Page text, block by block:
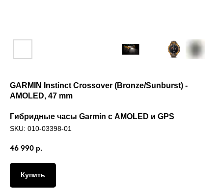
GARMIN Instinct Crossover (Bronze/Sunburst) -
AMOLED, 47 mm
Гибридные часы Garmin с AMOLED и GPS
SKU: 010-03398-01
46 990 р.
Купить